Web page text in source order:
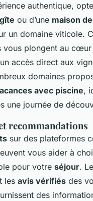
authentique,
ou d’une maison
un domaine viticole.
vous plongent au cœur
accès direct aux
domaines
avec piscine,
une journée de
recommandations
sur des plateformes
vous aider à
pour votre séjour.
les avis vérifiés des
des